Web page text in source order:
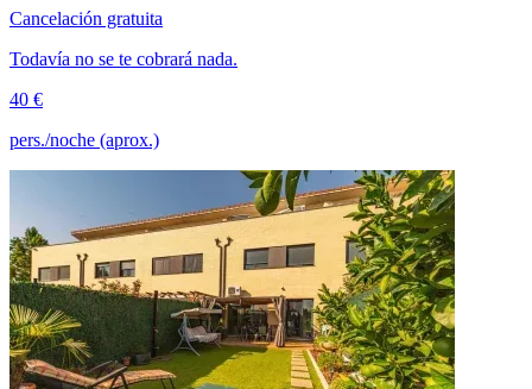
Cancelación gratuita
Todavía no se te cobrará nada.
40 €
pers./noche (aprox.)